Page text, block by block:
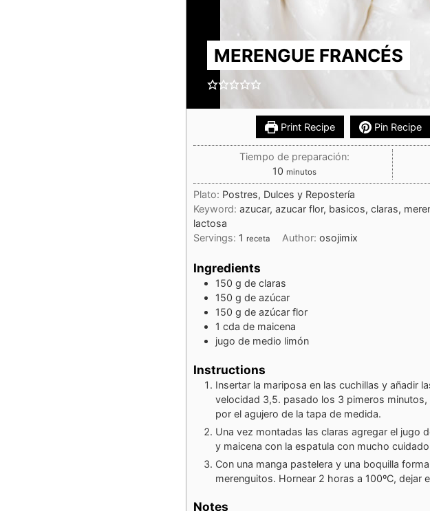
MERENGUE FRANCÉS
Print Recipe Pin Recipe
Tiempo de preparación:
10 minutos
Plato: Postres, Dulces y Repostería
Keyword: azucar, azucar flor, basicos, claras,
lactosa
Servings: 1 receta Author:osojimix
Ingredients
150 g de claras
150 g de azúcar
150 g de azúcar flor
1 cda de maicena
jugo de medio limón
Instructions
Insertar la mariposa en las cuchillas y añadir
velocidad 3,5. pasado los 3 pimeros
por el agujero de la tapa de medida.
Una vez montadas las claras agregar el jugo
y maicena con la espatula con mucho
Con una manga pastelera y una boquilla
merenguitos. Hornear 2 horas a 100ºC, dejar
Notes